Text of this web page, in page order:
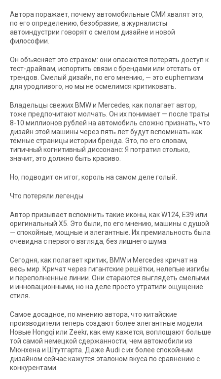
Автора поражает, почему автомобильные СМИ хвалят это,
по его определению, безобразие, а журналисты
автоиндустрии говорят о смелом дизайне и новой
философии.
Он объясняет это страхом: они опасаются потерять доступ к
тест-драйвам, испортить связи с брендами или отстать от
трендов. Смелый дизайн, по его мнению, — это euphemизм
для уродливого, но мы не осмелимся критиковать.
Владельцы свежих BMW и Mercedes, как полагает автор,
тоже предпочитают молчать. Он их понимает — после траты
8-10 миллионов рублей на автомобиль сложно признать, что
дизайн этой машины через пять лет будут вспоминать как
тёмные страницы истории бренда. Это, по его словам,
типичный когнитивный диссонанс: Я потратил столько,
значит, это должно быть красиво.
Но, подводит он итог, король на самом деле голый.
Что потеряли легенды
Автор призывает вспомнить такие иконы, как W124, E39 или
оригинальный X5. Это были, по его мнению, машины с душой
— спокойные, мощные и элегантные. Их премиальность была
очевидна с первого взгляда, без лишнего шума.
Сегодня, как полагает критик, BMW и Mercedes кричат на
весь мир. Кричат через гигантские решётки, нелепые изгибы
и переполненные линии. Они стараются выглядеть смелыми
и инновационными, но на деле просто утратили ощущение
стиля.
Самое досадное, по мнению автора, что китайские
производители теперь создают более элегантные модели.
Новые Hongqi или Zeekr, как ему кажется, воплощают больше
той самой немецкой сдержанности, чем автомобили из
Мюнхена и Штутгарта. Даже Audi с их более спокойным
дизайном сейчас кажутся эталоном вкуса по сравнению с
конкурентами.